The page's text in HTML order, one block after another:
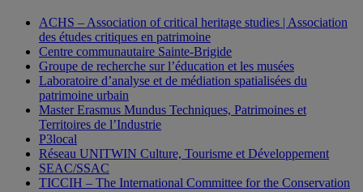
ACHS – Association of critical heritage studies | Association
des études critiques en patrimoine
Centre communautaire Sainte-Brigide
Groupe de recherche sur l’éducation et les musées
Laboratoire d’analyse et de médiation spatialisées du
patrimoine urbain
Master Erasmus Mundus Techniques, Patrimoines et
Territoires de l’Industrie
P3local
Réseau UNITWIN Culture, Tourisme et Développement
SEAC/SSAC
TICCIH – The International Committee for the Conservation